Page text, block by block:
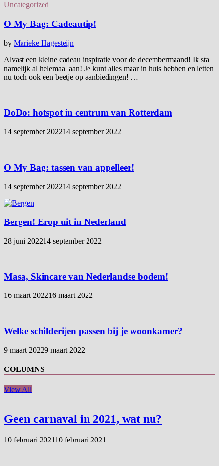
Uncategorized
O My Bag: Cadeautip!
by Marieke Hagesteijn
Alvast een kleine cadeau inspiratie voor de decembermaand! Ik sta
namelijk al helemaal aan! Je kunt alles maar in huis hebben en letten
nu toch ook een beetje op aanbiedingen! …
DoDo: hotspot in centrum van Rotterdam
14 september 202214 september 2022
O My Bag: tassen van appelleer!
14 september 202214 september 2022
Bergen! Erop uit in Nederland
28 juni 202214 september 2022
Masa, Skincare van Nederlandse bodem!
16 maart 202216 maart 2022
Welke schilderijen passen bij je woonkamer?
9 maart 20229 maart 2022
COLUMNS
View All
Geen carnaval in 2021, wat nu?
10 februari 202110 februari 2021